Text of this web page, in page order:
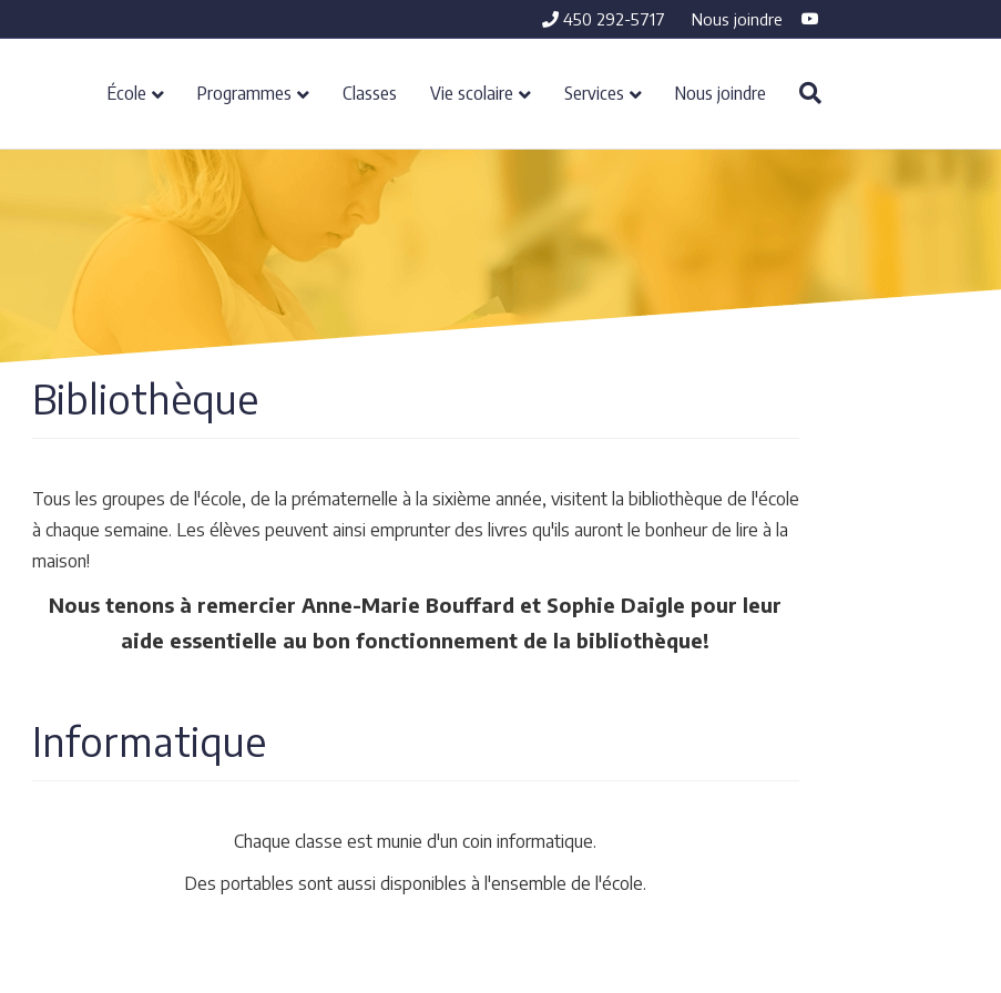
450 292-5717 Nous joindre Youtube
École Programmes Classes Vie scolaire Services Nous joindre
Bibliothèque
Tous les groupes de l'école, de la prématernelle à la sixième année, visitent la bibliothèque de l'école
à chaque semaine. Les élèves peuvent ainsi emprunter des livres qu'ils auront le bonheur de lire à la
maison!
Nous tenons à remercier Anne-Marie Bouffard et Sophie Daigle pour leur
aide essentielle au bon fonctionnement de la bibliothèque!
Informatique
Chaque classe est munie d'un coin informatique.
Des portables sont aussi disponibles à l'ensemble de l'école.